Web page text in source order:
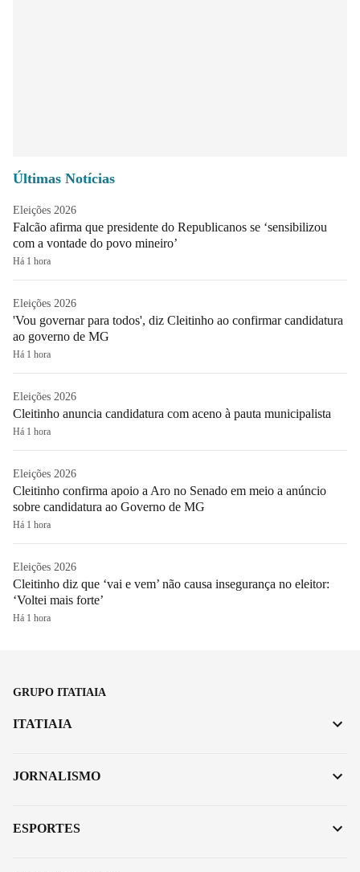
Últimas Notícias
Eleições 2026
Falcão afirma que presidente do Republicanos se ‘sensibilizou
com a vontade do povo mineiro’
Há 1 hora
Eleições 2026
'Vou governar para todos', diz Cleitinho ao confirmar candidatura
ao governo de MG
Há 1 hora
Eleições 2026
Cleitinho anuncia candidatura com aceno à pauta municipalista
Há 1 hora
Eleições 2026
Cleitinho confirma apoio a Aro no Senado em meio a anúncio
sobre candidatura ao Governo de MG
Há 1 hora
Eleições 2026
Cleitinho diz que ‘vai e vem’ não causa insegurança no eleitor:
‘Voltei mais forte’
Há 1 hora
GRUPO ITATIAIA
ITATIAIA
JORNALISMO
ESPORTES